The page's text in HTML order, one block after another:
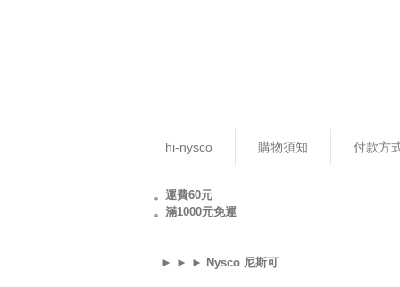
hi-nysco 購物須知 付款方
。運費60元
。滿1000元免運
► ► ► Nysco 尼斯可